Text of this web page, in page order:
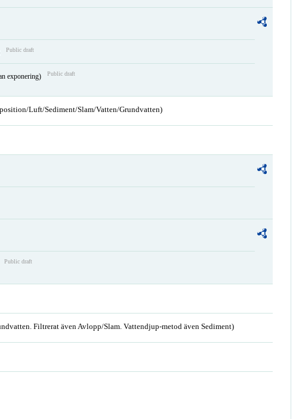
Public draft
exponering) Public draft
Luft/Sediment/Slam/Vatten/Grundvatten)
Public draft
Filtrerat även Avlopp/Slam. Vattendjup-metod även Sediment)